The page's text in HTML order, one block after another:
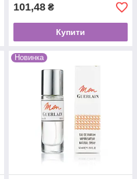
101,48 ₴
Купити
Новинка